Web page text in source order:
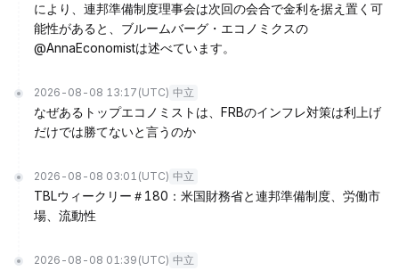
により、連邦準備制度理事会は次回の会合で金利を据え置く可
能性があると、ブルームバーグ・エコノミクスの
@AnnaEconomistは述べています。
2026-08-08 13:17 (UTC) 中立
なぜあるトップエコノミストは、FRBのインフレ対策は利上げ
だけでは勝てないと言うのか
2026-08-08 03:01 (UTC) 中立
TBLウィークリー＃180：米国財務省と連邦準備制度、労働市
場、流動性
2026-08-08 01:39 (UTC) 中立